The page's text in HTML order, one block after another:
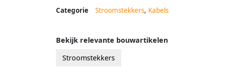
Categorie Stroomstekkers, Kabels
Bekijk relevante bouwartikelen
Stroomstekkers